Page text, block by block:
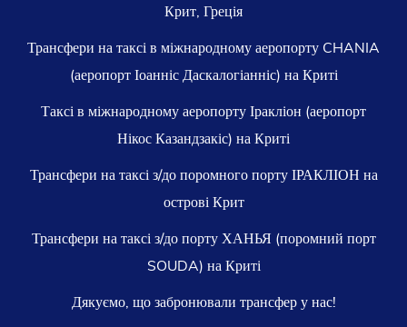
Крит, Греція
Трансфери на таксі в міжнародному аеропорту CHANIA
(аеропорт Іоанніс Даскалогіанніс) на Криті
Таксі в міжнародному аеропорту Іракліон (аеропорт
Нікос Казандзакіс) на Криті
Трансфери на таксі з/до поромного порту ІРАКЛІОН на
острові Крит
Трансфери на таксі з/до порту ХАНЬЯ (поромний порт
SOUDA) на Криті
Дякуємо, що забронювали трансфер у нас!